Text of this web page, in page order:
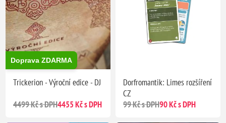
Doprava ZDARMA
Trickerion - Výroční edice - DJ
4499 Kč s DPH4455 Kč s DPH
Dorfromantik: Limes rozšíření
CZ
99 Kč s DPH90 Kč s DPH